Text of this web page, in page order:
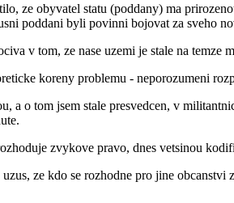
ze obyvatel statu (poddany) ma
poddani byli povinni bojovat za sveho
v tom, ze nase uzemi je stale na
koreny problemu - neporozumeni
a o tom jsem stale presvedcen, v
zvykove pravo, dnes vetsinou
ze kdo se rozhodne pro jine